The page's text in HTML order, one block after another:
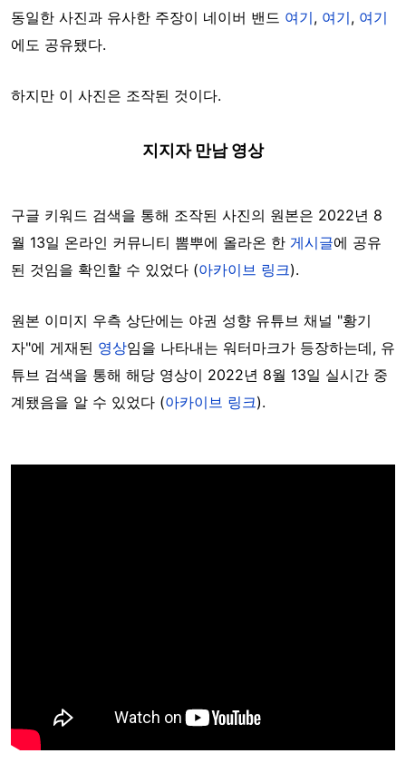
동일한 사진과 유사한 주장이 네이버 밴드 여기, 여기, 여기
에도 공유됐다.
하지만 이 사진은 조작된 것이다.
지지자 만남 영상
구글 키워드 검색을 통해 조작된 사진의 원본은 2022년 8
월 13일 온라인 커뮤니티 뽐뿌에 올라온 한 게시글에 공유
된 것임을 확인할 수 있었다 (아카이브 링크).
원본 이미지 우측 상단에는 야권 성향 유튜브 채널 "황기
자"에 게재된 영상임을 나타내는 워터마크가 등장하는데, 유
튜브 검색을 통해 해당 영상이 2022년 8월 13일 실시간 중
계됐음을 알 수 있었다 (아카이브 링크).